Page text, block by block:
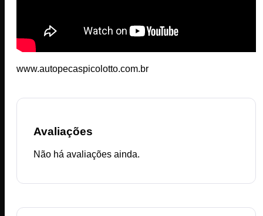
www.autopecaspicolotto.com.br
Avaliações
Não há avaliações ainda.